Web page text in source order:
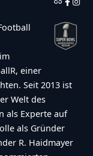
einer
Seit 2013 ist
Welt des
als Experte auf
als Gründer
R. Haidmayer